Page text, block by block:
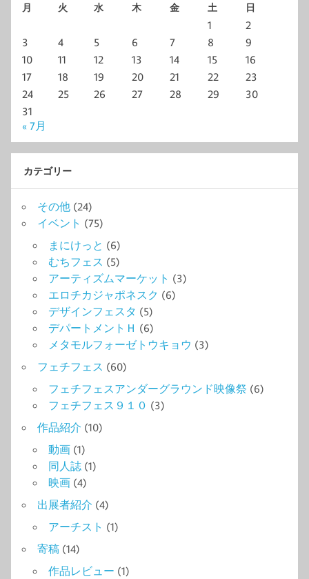
月 火 水 木 金 土 日
1
2
3
4 5 6 7 8
9
10
11 12 13 14 15
16
17
18 19 20 21 22
23
24
25 26 27 28 29
30
31
« 7月
カテゴリー
その他 (24)
イベント (75)
まにけっと (6)
むちフェス (5)
アーティズムマーケット (3)
エロチカジャポネスク (6)
デザインフェスタ (5)
デパートメントＨ (6)
メタモルフォーゼトウキョウ (3)
フェチフェス (60)
フェチフェスアンダーグラウンド映像祭 (6)
フェチフェス９１０ (3)
作品紹介 (10)
動画 (1)
同人誌 (1)
映画 (4)
出展者紹介 (4)
アーチスト (1)
寄稿 (14)
作品レビュー (1)